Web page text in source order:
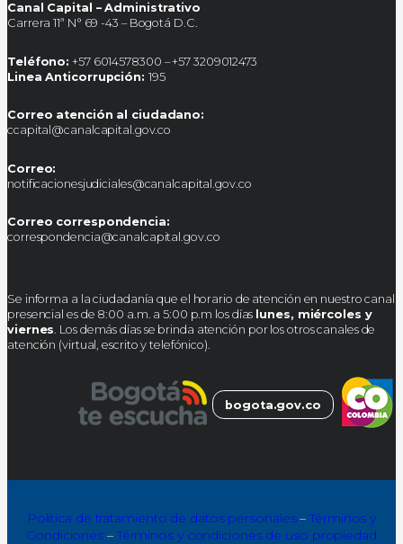
Canal Capital – Administrativo
Carrera 11ª N° 69 -43 – Bogotá D.C.
Teléfono: +57 6014578300 – +57 3209012473
Linea Anticorrupción: 195
Correo atención al ciudadano:
ccapital@canalcapital.gov.co
Correo:
notificacionesjudiciales@canalcapital.gov.co
Correo correspondencia:
correspondencia@canalcapital.gov.co
Se informa a la ciudadanía que el horario de atención en nuestro canal
presencial es de 8:00 a.m. a 5:00 p.m los días lunes, miércoles y
viernes . Los demás días se brinda atención por los otros canales de
atención (virtual, escrito y telefónico).
bogota.gov.co
Política de tratamiento de datos personales–Términos y
Condiciones –Términos y condiciones de uso propiedad